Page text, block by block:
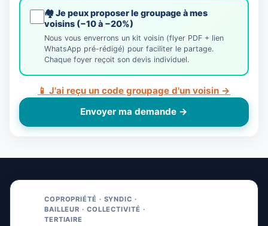
🏘️ Je peux proposer le groupage à mes
voisins (−10 à −20%)
Nous vous enverrons un kit voisin (flyer PDF + lien
WhatsApp pré-rédigé) pour faciliter le partage.
Chaque foyer reçoit son devis individuel.
📱 J'ai reçu un code groupage d'un voisin →
Envoyer ma demande →
COPROPRIÉTÉ · SYNDIC ·
BAILLEUR · COLLECTIVITÉ ·
TERTIAIRE